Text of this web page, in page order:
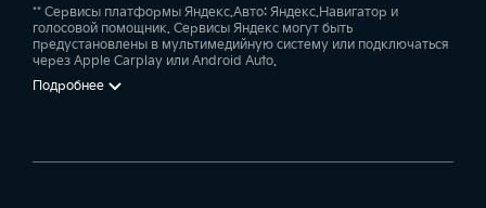
** Сервисы платформы Яндекс.Авто: Яндекс.Навигатор и
голосовой помощник. Сервисы Яндекс могут быть
предустановлены в мультимедийную систему или подключаться
через Apple Carplay или Android Auto.
Подробнее